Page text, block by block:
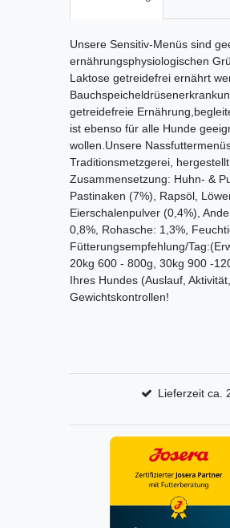
Unsere Sensitiv-Menüs sind
ernährungsphysiologischen
Laktose getreidefrei ernährt
getreidefreie
ist ebenso für alle Hunde
wollen.Unsere
Traditionsmetzgerei, hergestellt.
Zusammensetzung: Huhn- &
Pastinaken (7%), Rapsöl,
Eierschalenpulver (0,4%),
0,8%, Rohasche: 1,3%,
Fütterungsempfehlung/
20kg 600 - 800g, 30kg 900 -
Ihres Hundes (Auslauf,
Gewichtskontrollen!
Lieferzeit ca.